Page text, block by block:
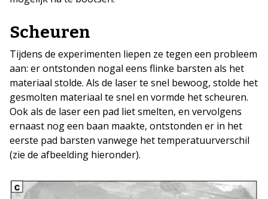
Scheuren
Tijdens de experimenten liepen ze tegen een probleem
aan: er ontstonden nogal eens flinke barsten als het
materiaal stolde. Als de laser te snel bewoog, stolde het
gesmolten materiaal te snel en vormde het scheuren.
Ook als de laser een pad liet smelten, en vervolgens
ernaast nog een baan maakte, ontstonden er in het
eerste pad barsten vanwege het temperatuurverschil
(zie de afbeelding hieronder).